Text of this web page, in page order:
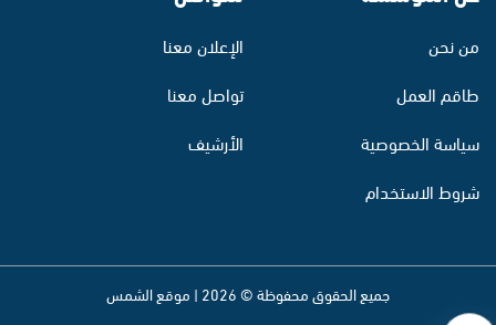
من نحن
طاقم العمل
سياسة الخصوصية
شروط الاستخدام
الإعلان معنا
تواصل معنا
الأرشيف
جميع الحقوق محفوظة © 2026 | موقع الشمس